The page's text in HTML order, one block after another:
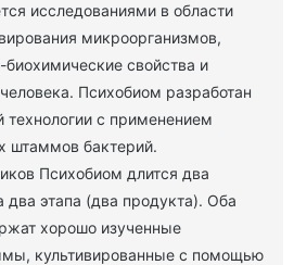
исследованиями в области
микроорганизмов,
биохимические свойства и
Психобиом разработан
технологии с применением
штаммов бактерий.
Психобиом длится два
два этапа (два продукта). Оба
хорошо изученные
культивированные с помощью